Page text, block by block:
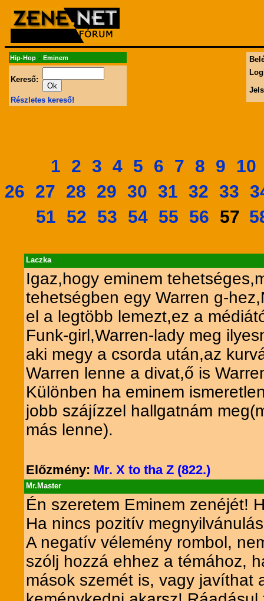
Hip-Hop - Eminem
Kereső:
Részletes kereső!
1 2 3 4 5 6 7 8 9 10
26 27 28 29 30 31 32 33
51 52 53 54 55 56 57
Laczka
Igaz,hogy eminem
tehetségben egy Warren g-
el a legtöbb lemezt,ez a
Funk-girl,Warren-lady meg
aki megy a csorda után,az
Warren lenne a divat,ő is
Különben ha eminem
jobb szájízzel hallgatnám
más lenne).
Előzmény: Mr. X to tha Z (822.)
Mr.Master
Én szeretem Eminem zenéjét!
Ha nincs pozitív
A negatív vélemény rombol,
szólj hozzá ehhez a témához,
mások szemét is, vagy javíthat